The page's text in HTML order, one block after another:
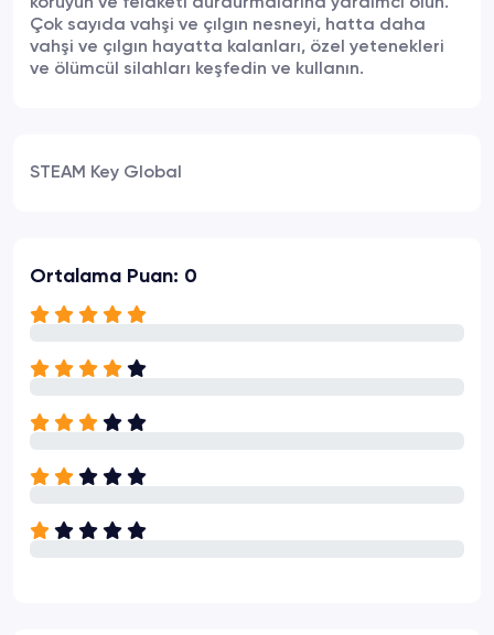
Çok sayıda vahşi ve çılgın nesneyi, hatta daha
vahşi ve çılgın hayatta kalanları, özel yetenekleri
ve ölümcül silahları keşfedin ve kullanın.
STEAM Key Global
Ortalama Puan: 0